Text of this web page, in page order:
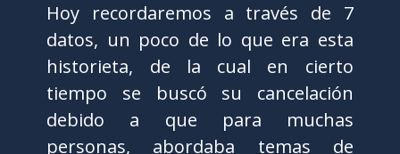
Hoy recordaremos a través de 7
datos, un poco de lo que era esta
historieta, de la cual en cierto
tiempo se buscó su cancelación
debido a que para muchas
personas, abordaba temas de